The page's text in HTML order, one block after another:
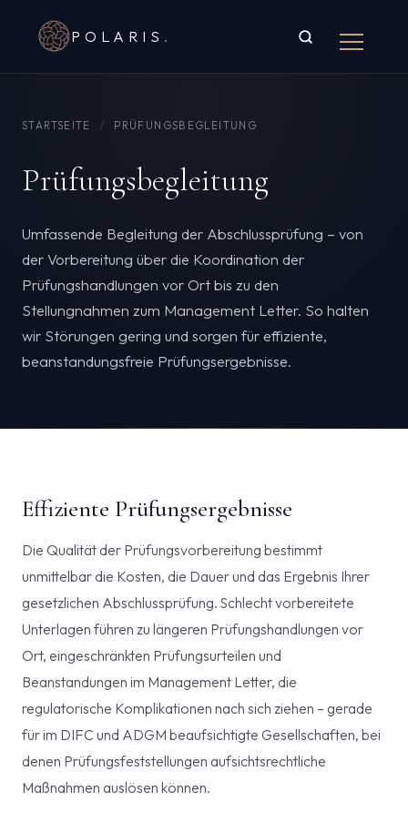
POLARIS .
STARTSEITE / PRÜFUNGSBEGLEITUNG
Prüfungsbegleitung
Umfassende Begleitung der Abschlussprüfung – von
der Vorbereitung über die Koordination der
Prüfungshandlungen vor Ort bis zu den
Stellungnahmen zum Management Letter. So halten
wir Störungen gering und sorgen für effiziente,
beanstandungsfreie Prüfungsergebnisse.
Effiziente Prüfungsergebnisse
Die Qualität der Prüfungsvorbereitung bestimmt
unmittelbar die Kosten, die Dauer und das Ergebnis Ihrer
gesetzlichen Abschlussprüfung. Schlecht vorbereitete
Unterlagen führen zu längeren Prüfungshandlungen vor
Ort, eingeschränkten Prüfungsurteilen und
Beanstandungen im Management Letter, die
regulatorische Komplikationen nach sich ziehen – gerade
für im DIFC und ADGM beaufsichtigte Gesellschaften, bei
denen Prüfungsfeststellungen aufsichtsrechtliche
Maßnahmen auslösen können.